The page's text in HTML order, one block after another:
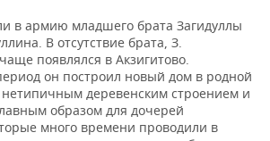
в армию младшего брата Загидуллы
В отсутствие брата, З.
появлялся в Акзигитово.
он построил новый дом в родной
деревенским строением и
образом для дочерей
много времени проводили в